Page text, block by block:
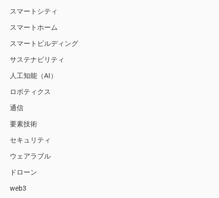
スマートシティ
スマートホーム
スマートビルディング
サステナビリティ
人工知能（AI）
ロボティクス
通信
要素技術
セキュリティ
ウェアラブル
ドローン
web3